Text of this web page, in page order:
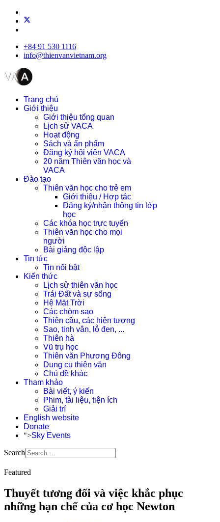
+84 91 530 1116
info@thienvanvietnam.org
Trang chủ
Giới thiệu
Giới thiệu tổng quan
Lịch sử VACA
Hoạt động
Sách và ấn phẩm
Đăng ký hội viên VACA
20 năm Thiên văn học và
VACA
Đào tạo
Thiên văn học cho trẻ em
Giới thiệu / Hợp tác
Đăng ký/nhận thông tin lớp
học
Các khóa học trực tuyến
Thiên văn học cho mọi
người
Bài giảng độc lập
Tin tức
Tin nổi bật
Kiến thức
Lịch sử thiên văn học
Trái Đất và sự sống
Hệ Mặt Trời
Các chòm sao
Thiên cầu, các hiện tượng
Sao, tinh vân, lỗ đen, ...
Thiên hà
Vũ trụ học
Thiên văn Phương Đông
Dụng cụ thiên văn
Chủ đề khác
Tham khảo
Bài viết, ý kiến
Phim, tài liệu, tiện ích
Giải trí
English website
Donate
">Sky Events
Search
Featured
Thuyết tương đối và việc khắc phục
những hạn chế của cơ học Newton